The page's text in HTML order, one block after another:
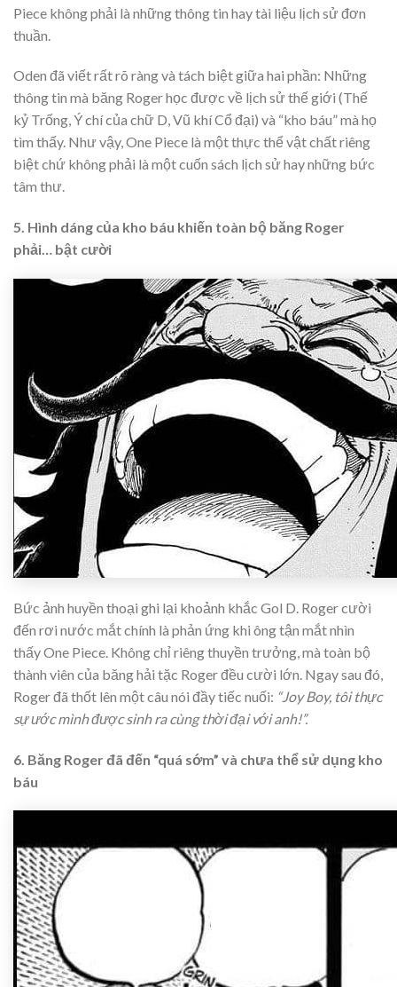
Piece không phải là những thông tin hay tài liệu lịch sử đơn
thuần.
Oden đã viết rất rõ ràng và tách biệt giữa hai phần: Những
thông tin mà băng Roger học được về lịch sử thế giới (Thế
kỷ Trống, Ý chí của chữ D, Vũ khí Cổ đại) và “kho báu” mà họ
tìm thấy. Như vậy, One Piece là một thực thể vật chất riêng
biệt chứ không phải là một cuốn sách lịch sử hay những bức
tâm thư.
5. Hình dáng của kho báu khiến toàn bộ băng Roger
phải… bật cười
Bức ảnh huyền thoại ghi lại khoảnh khắc Gol D. Roger cười
đến rơi nước mắt chính là phản ứng khi ông tận mắt nhìn
thấy One Piece. Không chỉ riêng thuyền trưởng, mà toàn bộ
thành viên của băng hải tặc Roger đều cười lớn. Ngay sau đó,
Roger đã thốt lên một câu nói đầy tiếc nuối: “Joy Boy, tôi thực
sự ước mình được sinh ra cùng thời đại với anh!”.
6. Băng Roger đã đến “quá sớm” và chưa thể sử dụng kho
báu